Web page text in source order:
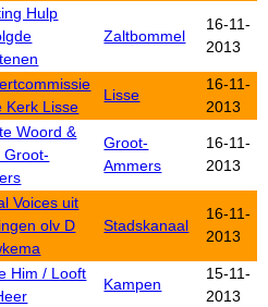
Hulp
Zaltbommel
16-11-
2013
Kerk Lisse
Lisse
16-11-
2013
Woord &
Groot-
Groot-
Ammers
16-11-
2013
Voices uit
olv D
Stadskanaal
16-11-
2013
Him / Looft
Kampen
15-11-
2013